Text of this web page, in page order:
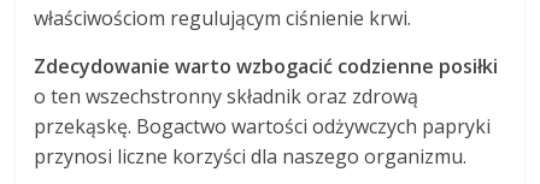
właściwościom regulującym ciśnienie krwi.
Zdecydowanie warto wzbogacić codzienne posiłki
o ten wszechstronny składnik oraz zdrową
przekąskę. Bogactwo wartości odżywczych papryki
przynosi liczne korzyści dla naszego organizmu.